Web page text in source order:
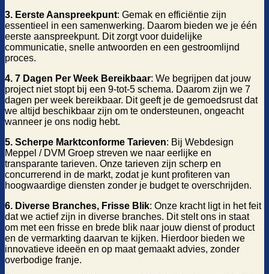
3. Eerste Aanspreekpunt: Gemak en efficiëntie zijn
essentieel in een samenwerking. Daarom bieden we je één
eerste aanspreekpunt. Dit zorgt voor duidelijke
communicatie, snelle antwoorden en een gestroomlijnd
proces.
4. 7 Dagen Per Week Bereikbaar: We begrijpen dat jouw
project niet stopt bij een 9-tot-5 schema. Daarom zijn we 7
dagen per week bereikbaar. Dit geeft je de gemoedsrust dat
we altijd beschikbaar zijn om te ondersteunen, ongeacht
wanneer je ons nodig hebt.
5. Scherpe Marktconforme Tarieven: Bij Webdesign
Meppel / DVM Groep streven we naar eerlijke en
transparante tarieven. Onze tarieven zijn scherp en
concurrerend in de markt, zodat je kunt profiteren van
hoogwaardige diensten zonder je budget te overschrijden.
6. Diverse Branches, Frisse Blik: Onze kracht ligt in het feit
dat we actief zijn in diverse branches. Dit stelt ons in staat
om met een frisse en brede blik naar jouw dienst of product
en de vermarkting daarvan te kijken. Hierdoor bieden we
innovatieve ideeën en op maat gemaakt advies, zonder
overbodige franje.